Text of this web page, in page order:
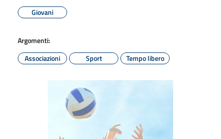
Giovani
Argomenti:
Associazioni
Sport Tempo libero